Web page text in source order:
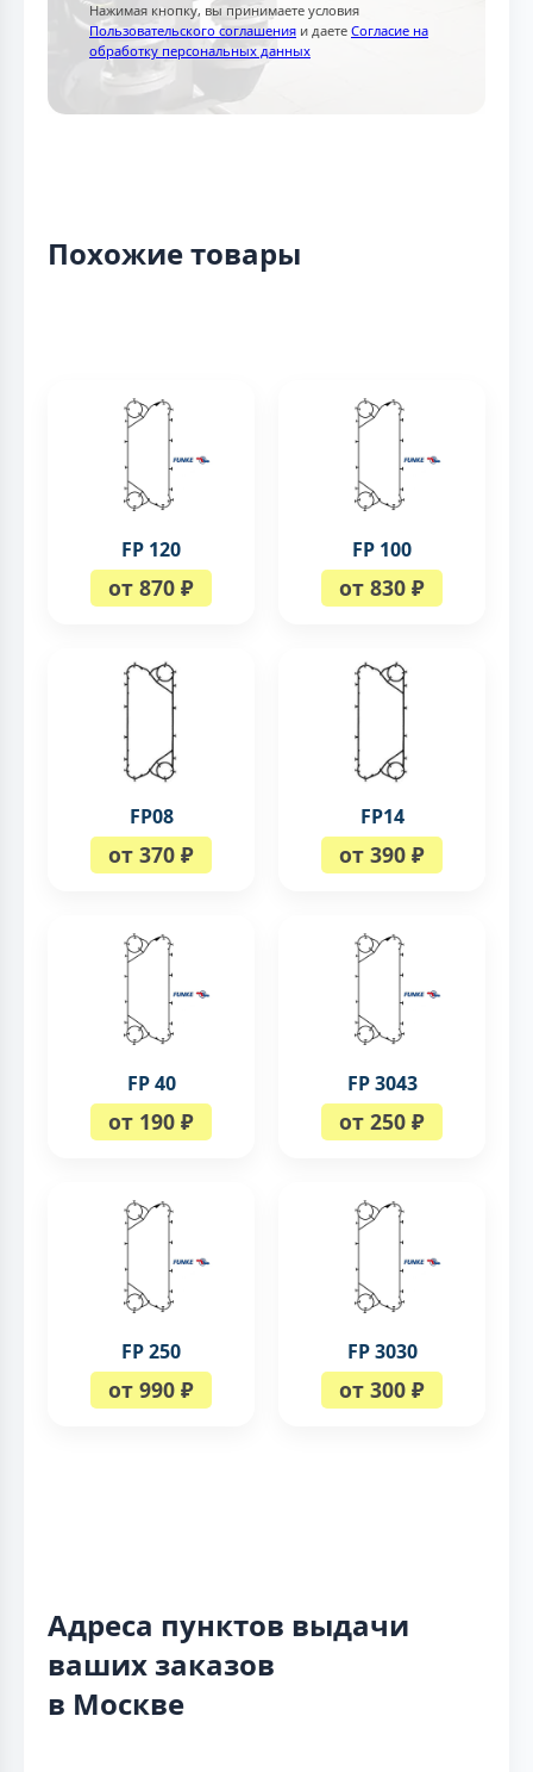
Нажимая кнопку, вы принимаете условия
Пользовательского соглашения и даете Согласие на
обработку персональных данных
Похожие товары
FP 120
от 870 ₽
FP 100
от 830 ₽
FP08
от 370 ₽
FP14
от 390 ₽
FP 40
от 190 ₽
FP 3043
от 250 ₽
FP 250
от 990 ₽
FP 3030
от 300 ₽
Адреса пунктов выдачи
ваших заказов
в Москве